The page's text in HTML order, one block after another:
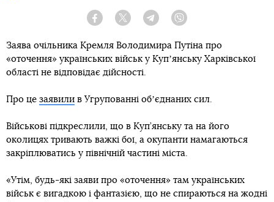
Facebook Twitter Telegram
Заява очільника Кремля Володимира Путіна про
«оточення» українських військ у Купʼянську Харківської
області не відповідає дійсності.
Про це заявили в Угрупованні обʼєднаних сил.
Військові підкреслили, що в Куп’янську та на його
околицях тривають важкі бої, а окупанти намагаються
закріплюватись у північній частині міста.
«Утім, будь-які заяви про «оточення» там українських
військ є вигадкою і фантазією, що не спираються на жодні